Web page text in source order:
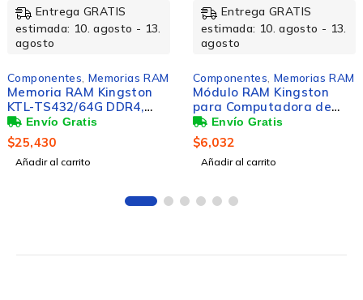
Entrega GRATIS
estimada: 10. agosto - 13.
agosto
Componentes ,Memorias RAM
Módulo RAM Kingston
para Computadora de
escritorio - 16GB - DDR5-
5600/PC5-44800 DDR5
SDRAM - 5600MHz
Single-rank Memoria -
Sin búfer - 288-clavijas -
DIMM - Toda la vida útil
$6,032
Añadir al carrito
Entrega GRATIS
estimada: 10. agosto - 13.
agosto
Componentes ,Memorias RAM
Memoria RAM Kingston
DDR4, 3200MHz, 32GB,
ECC, CL22, para HP/HPE
$7,618
Añadir al carrito